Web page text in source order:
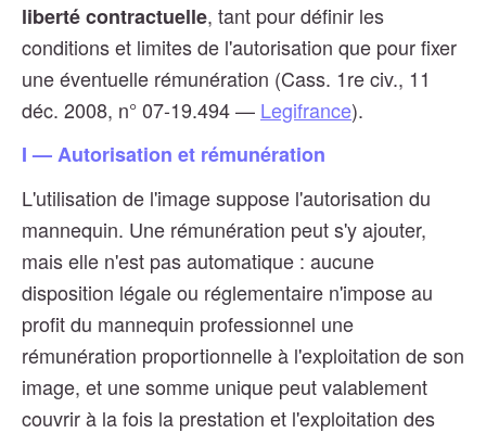
liberté contractuelle, tant pour définir les
conditions et limites de l'autorisation que pour fixer
une éventuelle rémunération (Cass. 1re civ., 11
déc. 2008, n° 07-19.494 — Legifrance).
I — Autorisation et rémunération
L'utilisation de l'image suppose l'autorisation du
mannequin. Une rémunération peut s'y ajouter,
mais elle n'est pas automatique : aucune
disposition légale ou réglementaire n'impose au
profit du mannequin professionnel une
rémunération proportionnelle à l'exploitation de son
image, et une somme unique peut valablement
couvrir à la fois la prestation et l'exploitation des